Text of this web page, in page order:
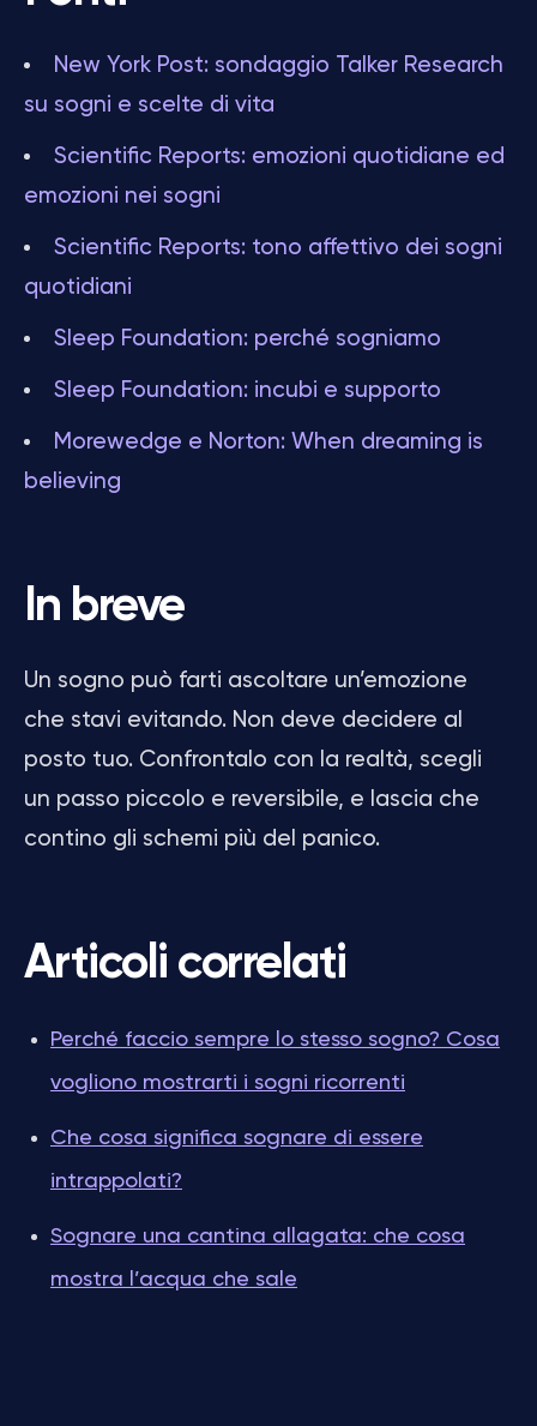
New York Post: sondaggio Talker Research
su sogni e scelte di vita
Scientific Reports: emozioni quotidiane ed
emozioni nei sogni
Scientific Reports: tono affettivo dei sogni
quotidiani
Sleep Foundation: perché sogniamo
Sleep Foundation: incubi e supporto
Morewedge e Norton: When dreaming is
believing
In breve
Un sogno può farti ascoltare un’emozione
che stavi evitando. Non deve decidere al
posto tuo. Confrontalo con la realtà, scegli
un passo piccolo e reversibile, e lascia che
contino gli schemi più del panico.
Articoli correlati
Perché faccio sempre lo stesso sogno? Cosa
vogliono mostrarti i sogni ricorrenti
Che cosa significa sognare di essere
intrappolati?
Sognare una cantina allagata: che cosa
mostra l’acqua che sale